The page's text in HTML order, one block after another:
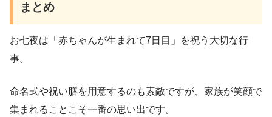
まとめ
お七夜は「赤ちゃんが生まれて7日目」を祝う大切な行
事。
命名式や祝い膳を用意するのも素敵ですが、家族が笑顔で
集まれることこそ一番の思い出です。